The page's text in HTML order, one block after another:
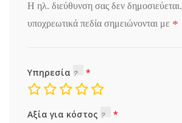
Η ηλ. διεύθυνση σας δεν δημοσιεύεται.
υποχρεωτικά πεδία σημειώνονται με *
Υπηρεσία
Αξία για κόστος